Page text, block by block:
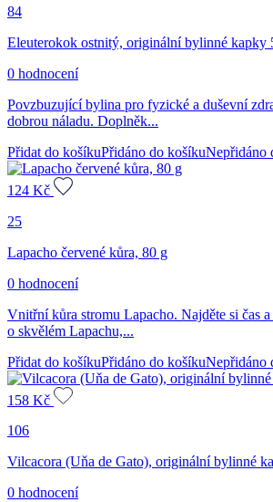
84
Eleuterokok ostnitý, originální bylinné kapky
0 hodnocení
Povzbuzující bylina pro fyzické a duševní
dobrou náladu. Doplněk...
Přidat do košíkuPřidáno do košíkuNepřidáno
124 Kč
25
Lapacho červené kůra, 80 g
0 hodnocení
Vnitřní kůra stromu Lapacho. Najděte si čas
o skvělém Lapachu,...
Přidat do košíkuPřidáno do košíkuNepřidáno
158 Kč
106
Vilcacora (Uňa de Gato), originální bylinné
0 hodnocení